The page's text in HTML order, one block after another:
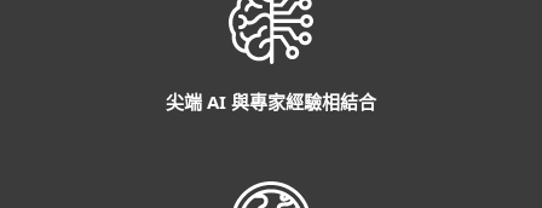
尖端 AI 與專家經驗相結合